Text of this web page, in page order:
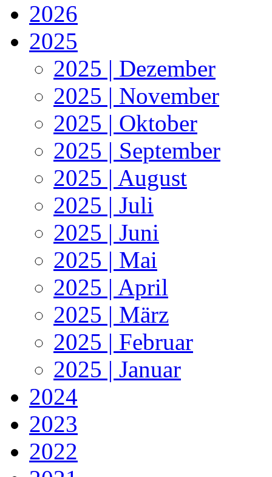
2026
2025
2025 | Dezember
2025 | November
2025 | Oktober
2025 | September
2025 | August
2025 | Juli
2025 | Juni
2025 | Mai
2025 | April
2025 | März
2025 | Februar
2025 | Januar
2024
2023
2022